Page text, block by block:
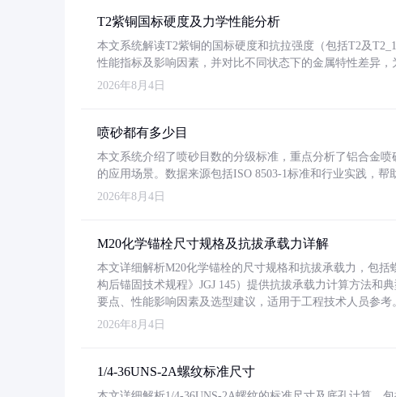
T2紫铜国标硬度及力学性能分析
本文系统解读T2紫铜的国标硬度和抗拉强度（包括T2及
性能指标及影响因素，并对比不同状态下的金属特性差异，
2026年8月4日
喷砂都有多少目
本文系统介绍了喷砂目数的分级标准，重点分析了铝合金
的应用场景。数据来源包括ISO 8503-1标准和行业实践，帮
2026年8月4日
M20化学锚栓尺寸规格及抗拔承载力详解
本文详细解析M20化学锚栓的尺寸规格和抗拔承载力，包
构后锚固技术规程》JGJ 145）提供抗拔承载力计算方法和
要点、性能影响因素及选型建议，适用于工程技术人员参考
2026年8月4日
1/4-36UNS-2A螺纹标准尺寸